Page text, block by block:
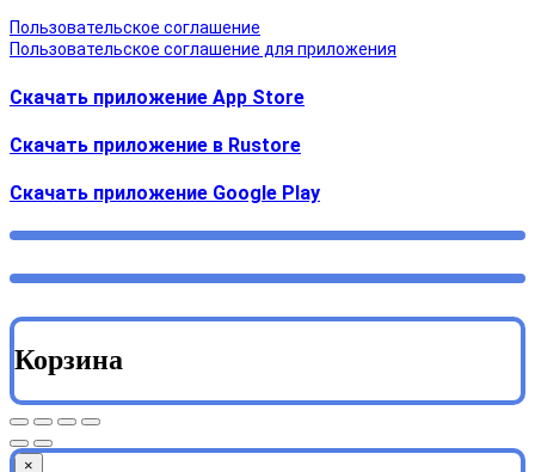
Пользовательское соглашение
Пользовательское соглашение для приложения
Скачать приложение App Store
Скачать приложение в Rustore
Cкачать приложение Google Play
Корзина
×